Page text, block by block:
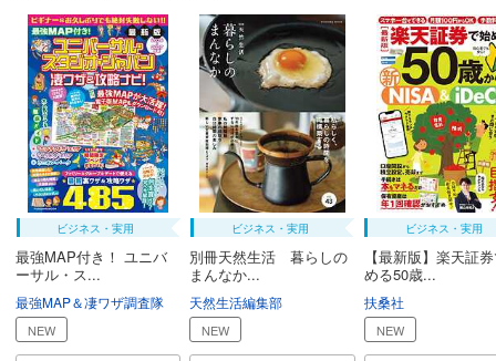
ビジネス・実用
最強MAP付き！ ユニバ
ーサル・ス...
最強MAP＆凄ワザ調査隊
NEW
ビジネス・実用
別冊天然生活 暮らしの
まんなか...
天然生活編集部
NEW
ビジネス・実用
【最新版】楽天証
める50歳...
扶桑社
NEW